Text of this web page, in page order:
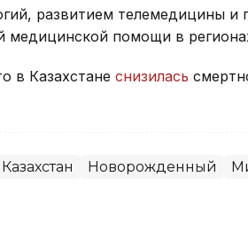
развитием телемедицины
медицинской помощи в
в Казахстане снизилась
Казахстан Новорожденный